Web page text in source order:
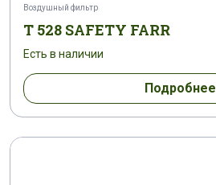
Воздушный фильтр
T 528 SAFETY FARR
Есть в наличии
Подробнее